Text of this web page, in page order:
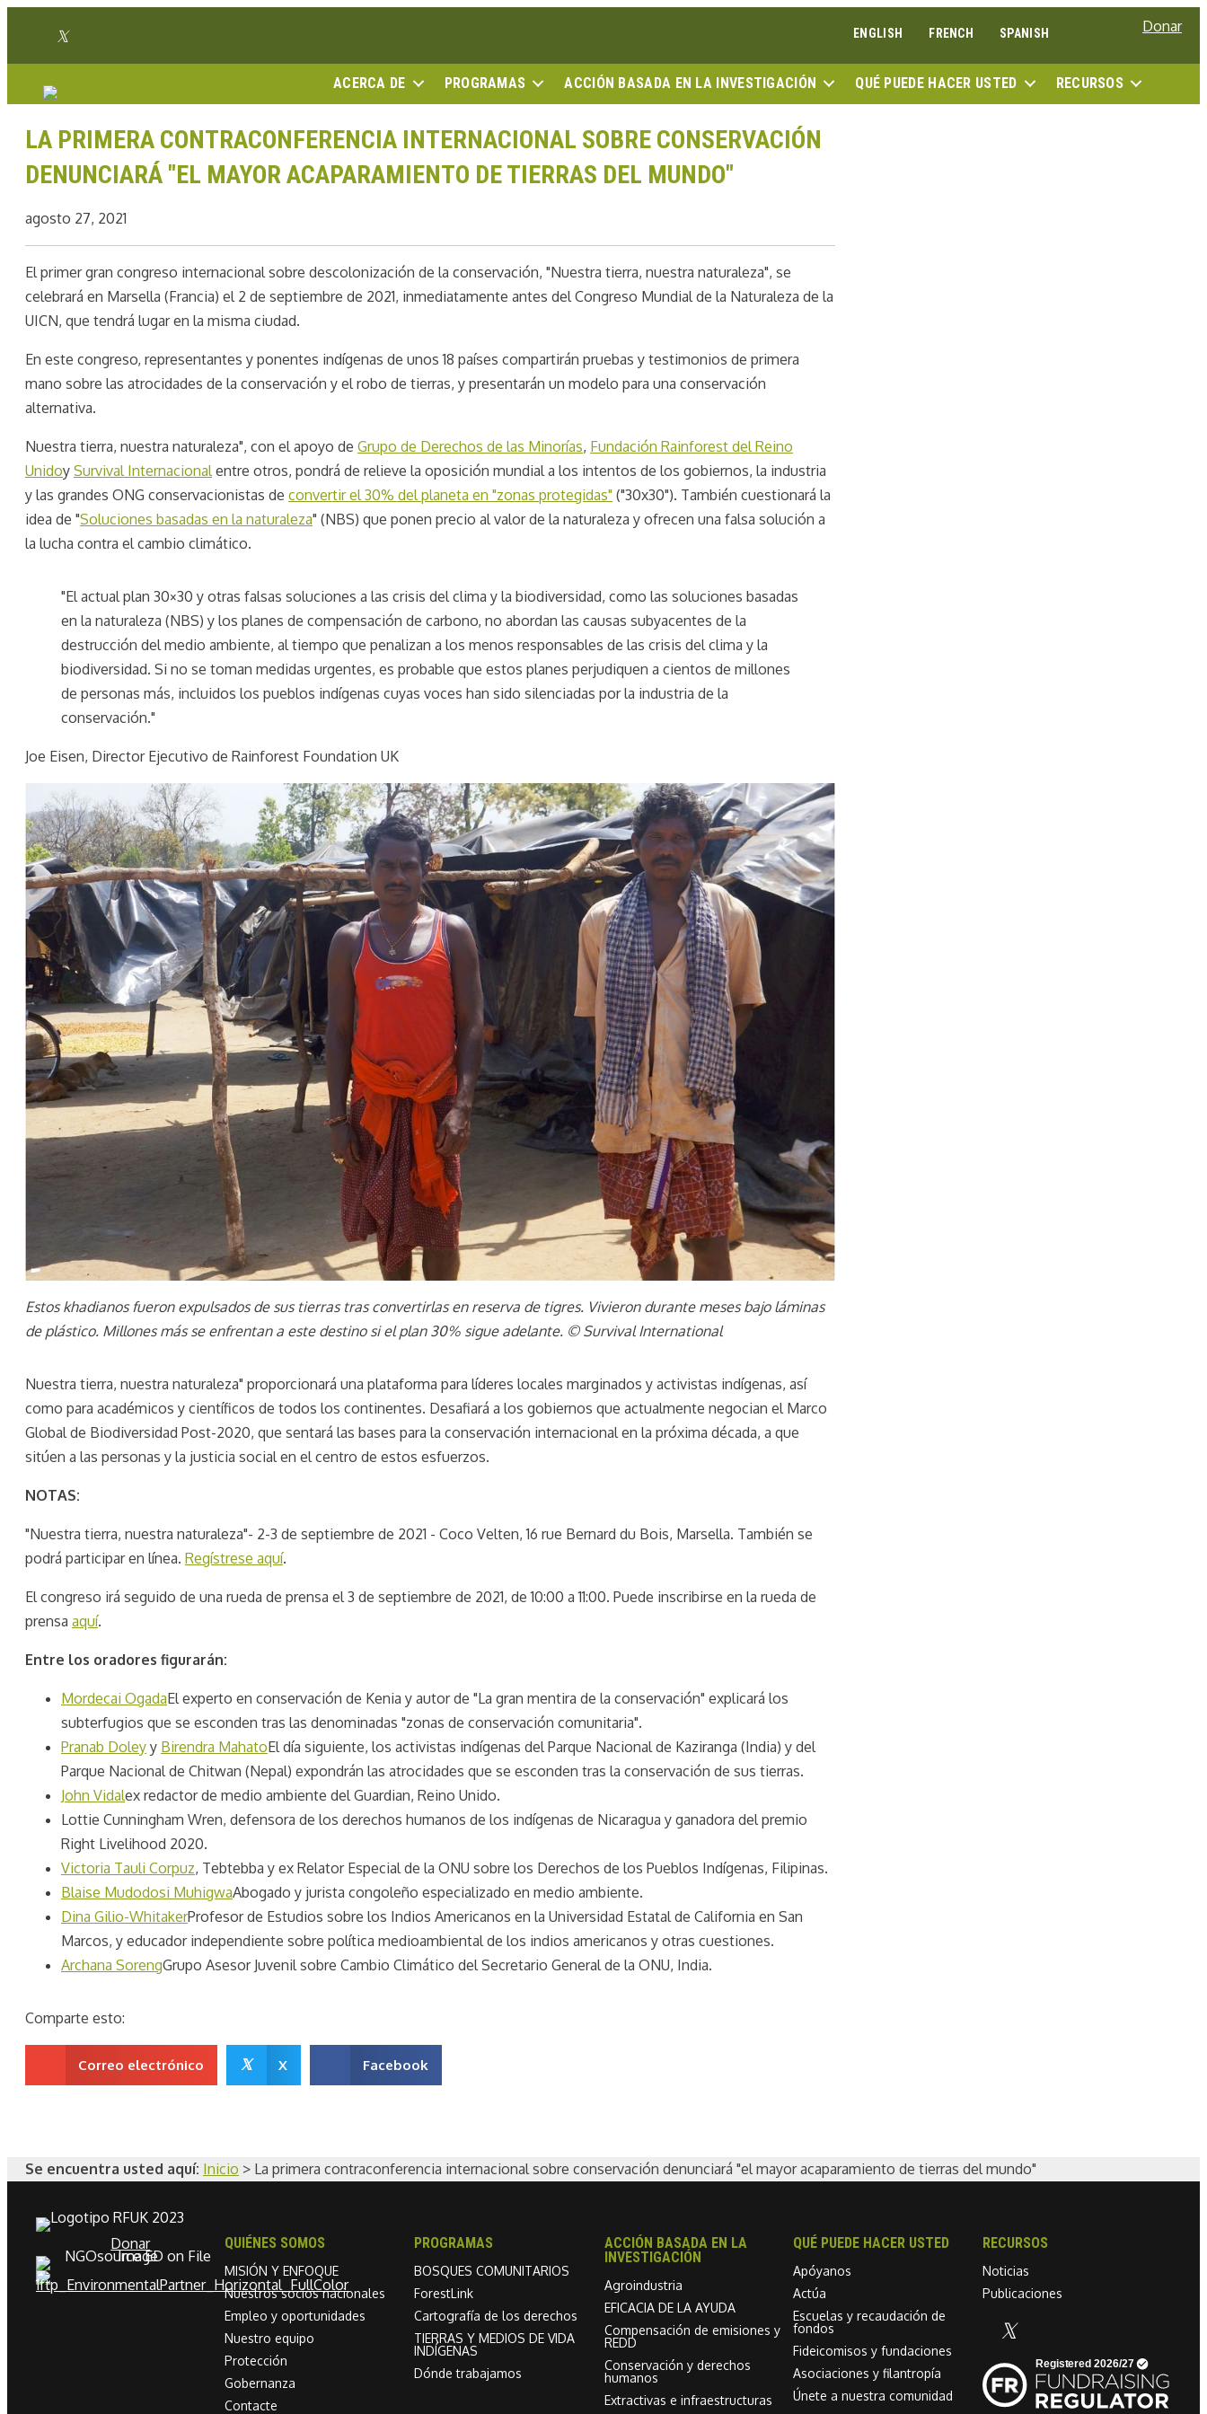
contenido
Enlace Twitter ENGLISH FRENCH SPANISH Donar
ACERCA DE PROGRAMAS ACCIÓN BASADA EN LA INVESTIGACIÓN QUÉ PUEDE HACER USTED RECURSOS
LA PRIMERA CONTRACONFERENCIA INTERNACIONAL SOBRE CONSERVACIÓN
DENUNCIARÁ "EL MAYOR ACAPARAMIENTO DE TIERRAS DEL MUNDO"
agosto 27, 2021
El primer gran congreso internacional sobre descolonización de la conservación, "Nuestra tierra, nuestra naturaleza", se
celebrará en Marsella (Francia) el 2 de septiembre de 2021, inmediatamente antes del Congreso Mundial de la Naturaleza de la
UICN, que tendrá lugar en la misma ciudad.
En este congreso, representantes y ponentes indígenas de unos 18 países compartirán pruebas y testimonios de primera
mano sobre las atrocidades de la conservación y el robo de tierras, y presentarán un modelo para una conservación
alternativa.
Nuestra tierra, nuestra naturaleza", con el apoyo de Grupo de Derechos de las Minorías, Fundación Rainforest del Reino
Unidoy Survival Internacional entre otros, pondrá de relieve la oposición mundial a los intentos de los gobiernos, la industria
y las grandes ONG conservacionistas de convertir el 30% del planeta en "zonas protegidas" ("30x30"). También cuestionará la
idea de "Soluciones basadas en la naturaleza" (NBS) que ponen precio al valor de la naturaleza y ofrecen una falsa solución a
la lucha contra el cambio climático.
"El actual plan 30×30 y otras falsas soluciones a las crisis del clima y la biodiversidad, como las soluciones basadas
en la naturaleza (NBS) y los planes de compensación de carbono, no abordan las causas subyacentes de la
destrucción del medio ambiente, al tiempo que penalizan a los menos responsables de las crisis del clima y la
biodiversidad. Si no se toman medidas urgentes, es probable que estos planes perjudiquen a cientos de millones
de personas más, incluidos los pueblos indígenas cuyas voces han sido silenciadas por la industria de la
conservación."
Joe Eisen, Director Ejecutivo de Rainforest Foundation UK
Estos khadianos fueron expulsados de sus tierras tras convertirlas en reserva de tigres. Vivieron durante meses bajo láminas
de plástico. Millones más se enfrentan a este destino si el plan 30% sigue adelante. © Survival International
Nuestra tierra, nuestra naturaleza" proporcionará una plataforma para líderes locales marginados y activistas indígenas, así
como para académicos y científicos de todos los continentes. Desafiará a los gobiernos que actualmente negocian el Marco
Global de Biodiversidad Post-2020, que sentará las bases para la conservación internacional en la próxima década, a que
sitúen a las personas y la justicia social en el centro de estos esfuerzos.
NOTAS:
"Nuestra tierra, nuestra naturaleza"- 2-3 de septiembre de 2021 - Coco Velten, 16 rue Bernard du Bois, Marsella. También se
podrá participar en línea. Regístrese aquí.
El congreso irá seguido de una rueda de prensa el 3 de septiembre de 2021, de 10:00 a 11:00. Puede inscribirse en la rueda de
prensa aquí.
Entre los oradores figurarán:
Mordecai OgadaEl experto en conservación de Kenia y autor de "La gran mentira de la conservación" explicará los
subterfugios que se esconden tras las denominadas "zonas de conservación comunitaria".
Pranab Doley y Birendra MahatoEl día siguiente, los activistas indígenas del Parque Nacional de Kaziranga (India) y del
Parque Nacional de Chitwan (Nepal) expondrán las atrocidades que se esconden tras la conservación de sus tierras.
John Vidalex redactor de medio ambiente del Guardian, Reino Unido.
Lottie Cunningham Wren, defensora de los derechos humanos de los indígenas de Nicaragua y ganadora del premio
Right Livelihood 2020.
Victoria Tauli Corpuz, Tebtebba y ex Relator Especial de la ONU sobre los Derechos de los Pueblos Indígenas, Filipinas.
Blaise Mudodosi MuhigwaAbogado y jurista congoleño especializado en medio ambiente.
Dina Gilio-WhitakerProfesor de Estudios sobre los Indios Americanos en la Universidad Estatal de California en San
Marcos, y educador independiente sobre política medioambiental de los indios americanos y otras cuestiones.
Archana SorengGrupo Asesor Juvenil sobre Cambio Climático del Secretario General de la ONU, India.
Comparte esto:
Correo electrónico 𝕏 X Facebook
Se encuentra usted aquí: Inicio > La primera contraconferencia internacional sobre conservación denunciará "el mayor acaparamiento de tierras del mundo"
Donar QUIÉNES SOMOS
MISIÓN Y ENFOQUE
Nuestros socios nacionales
Empleo y oportunidades
Nuestro equipo
Protección
Gobernanza
Contacte
PROGRAMAS
BOSQUES COMUNITARIOS
ForestLink
Cartografía de los derechos
TIERRAS Y MEDIOS DE VIDA
INDÍGENAS
Dónde trabajamos
ACCIÓN BASADA EN LA
INVESTIGACIÓN
Agroindustria
EFICACIA DE LA AYUDA
Compensación de emisiones y
REDD
Conservación y derechos
humanos
Extractivas e infraestructuras
QUÉ PUEDE HACER USTED
Apóyanos
Actúa
Escuelas y recaudación de
fondos
Fideicomisos y fundaciones
Asociaciones y filantropía
Únete a nuestra comunidad
RECURSOS
Noticias
Publicaciones